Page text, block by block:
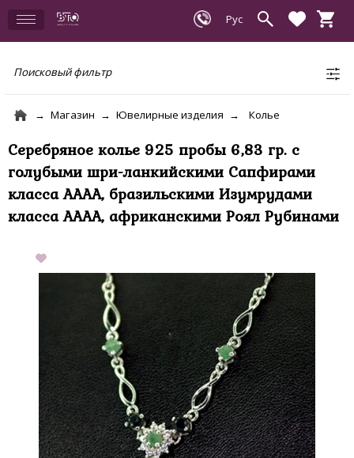
Поисковый фильтр
Магазин Ювелирные изделия Колье
Серебряное колье 925 пробы 6,83 гр. с
голубыми шри-ланкийскими Сапфирами
класса АААА, бразильскими Изумрудами
класса АААА, африканскими Роял Рубинами